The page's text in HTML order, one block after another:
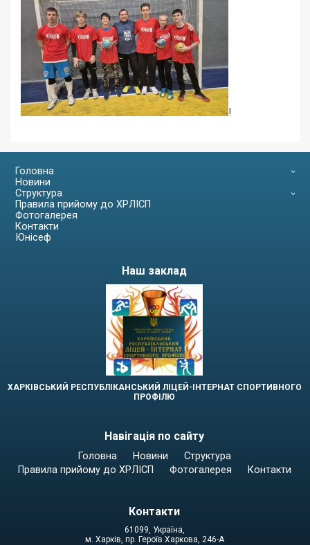
!
Головна
Новини
Структура
Правила прийому до ХРЛІСП
Фотогалерея
Контакти
Юнісеф
Наш заклад
ХАРКІВСЬКИЙ РЕСПУБЛІКАНСЬКИЙ ЛІЦЕЙ-ІНТЕРНАТ СПОРТИВНОГО
ПРОФІЛЮ
Навігація по сайту
Головна Новини
Структура
Правила прийому до ХРЛІСП
Фотогалерея Контакти
Контакти
61099, Україна,
м. Харків, пр. Героїв Харкова, 246-А